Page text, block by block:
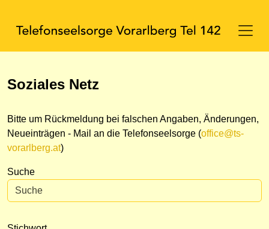
Soziales Netz
Bitte um Rückmeldung bei falschen Angaben, Änderungen,
Neueinträgen - Mail an die Telefonseelsorge (office@ts-
vorarlberg.at)
Suche